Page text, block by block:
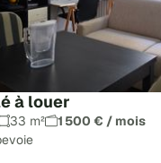
à louer
33 m²
1 500 € / mois